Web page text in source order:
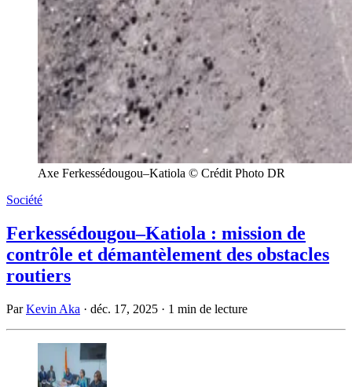
Axe Ferkessédougou–Katiola © Crédit Photo DR
Société
Ferkessédougou–Katiola : mission de
contrôle et démantèlement des obstacles
routiers
ParKevin Aka · déc. 17, 2025 · 1 min de lecture